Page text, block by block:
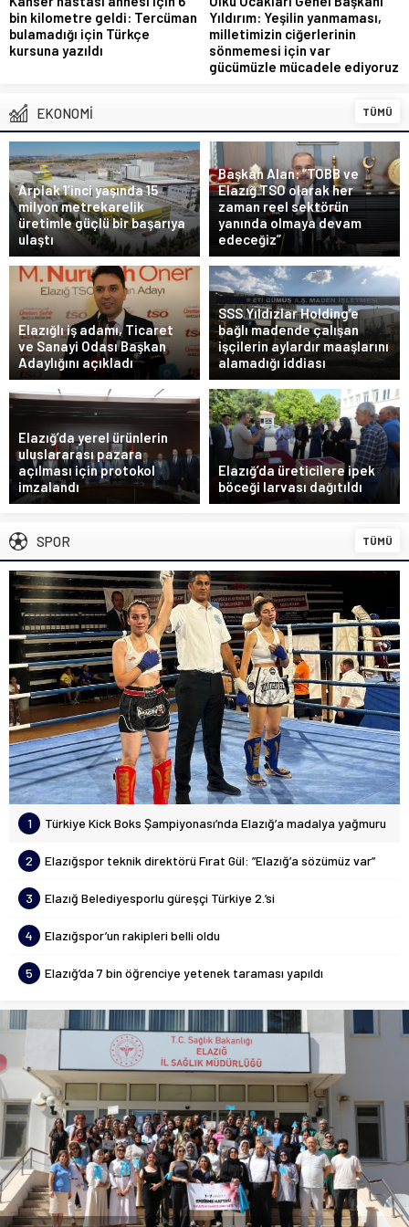
bin kilometre geldi: Tercüman
bulamadığı için Türkçe
kursuna yazıldı
Yıldırım: Yeşilin yanmaması,
milletimizin ciğerlerinin
sönmemesi için var
gücümüzle mücadele ediyoruz
EKONOMİ TÜMÜ
Arplak 1’inci yaşında 15
milyon metrekarelik
üretimle güçlü bir başarıya
ulaştı
Başkan Alan: “TOBB ve
Elazığ TSO olarak her
zaman reel sektörün
yanında olmaya devam
edeceğiz”
Elazığlı iş adamı, Ticaret
ve Sanayi Odası Başkan
Adaylığını açıkladı
SSS Yıldızlar Holding’e
bağlı madende çalışan
işçilerin aylardır maaşlarını
alamadığı iddiası
Elazığ’da yerel ürünlerin
uluslararası pazara
açılması için protokol
imzalandı
Elazığ’da üreticilere ipek
böceği larvası dağıtıldı
SPOR TÜMÜ
1 Türkiye Kick Boks Şampiyonası’nda Elazığ’a madalya yağmuru
2 Elazığspor teknik direktörü Fırat Gül: ”Elazığ’a sözümüz var”
3 Elazığ Belediyesporlu güreşçi Türkiye 2.’si
4 Elazığspor’un rakipleri belli oldu
5 Elazığ’da 7 bin öğrenciye yetenek taraması yapıldı